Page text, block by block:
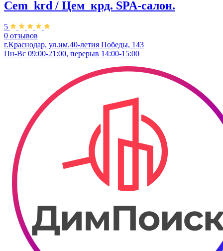
Cem_krd / Цем_крд. SPA-салон.
5
0 отзывов
г.Краснодар, ул.им.40-летия Победы, 143
Пн-Вс 09:00-21:00, перерыв 14:00-15:00